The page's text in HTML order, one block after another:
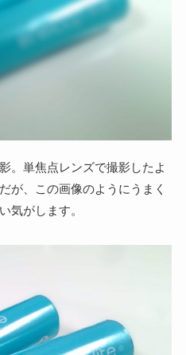
。単焦点レンズで撮影したよ
が、この画像のようにうまく
気がします。